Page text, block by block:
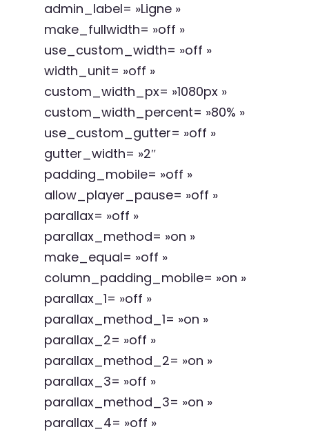
admin_label= »Ligne »
make_fullwidth= »off »
use_custom_width= »off »
width_unit= »off »
custom_width_px= »1080px »
custom_width_percent= »80% »
use_custom_gutter= »off »
gutter_width= »2″
padding_mobile= »off »
allow_player_pause= »off »
parallax= »off »
parallax_method= »on »
make_equal= »off »
column_padding_mobile= »on »
parallax_1= »off »
parallax_method_1= »on »
parallax_2= »off »
parallax_method_2= »on »
parallax_3= »off »
parallax_method_3= »on »
parallax_4= »off »